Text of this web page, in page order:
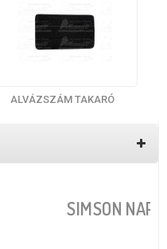
ALVÁZSZÁM TAKARÓ